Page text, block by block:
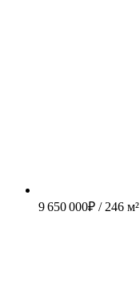
9 650 000₽ / 246 м²